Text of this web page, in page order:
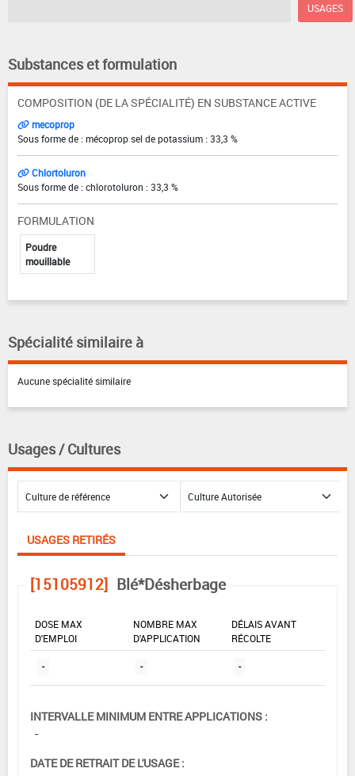
USAGES
Substances et formulation
COMPOSITION (DE LA SPÉCIALITÉ) EN SUBSTANCE ACTIVE
mecoprop
Sous forme de : mécoprop sel de potassium : 33,3 %
Chlortoluron
Sous forme de : chlorotoluron : 33,3 %
FORMULATION
Poudre
mouillable
Spécialité similaire à
Aucune spécialité similaire
Usages / Cultures
USAGES RETIRÉS
[15105912] Blé*Désherbage
DOSE MAX
D'EMPLOI
NOMBRE MAX
D'APPLICATION
DÉLAIS AVANT
RÉCOLTE
- - -
INTERVALLE MINIMUM ENTRE APPLICATIONS :
-
DATE DE RETRAIT DE L'USAGE :